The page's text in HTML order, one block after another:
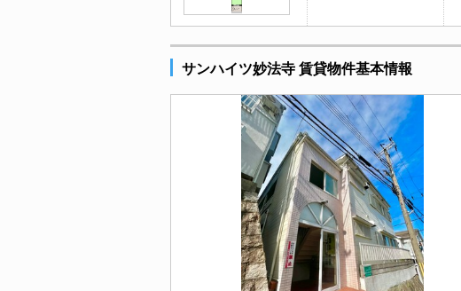
サンハイツ妙法寺 賃貸物件基本情報